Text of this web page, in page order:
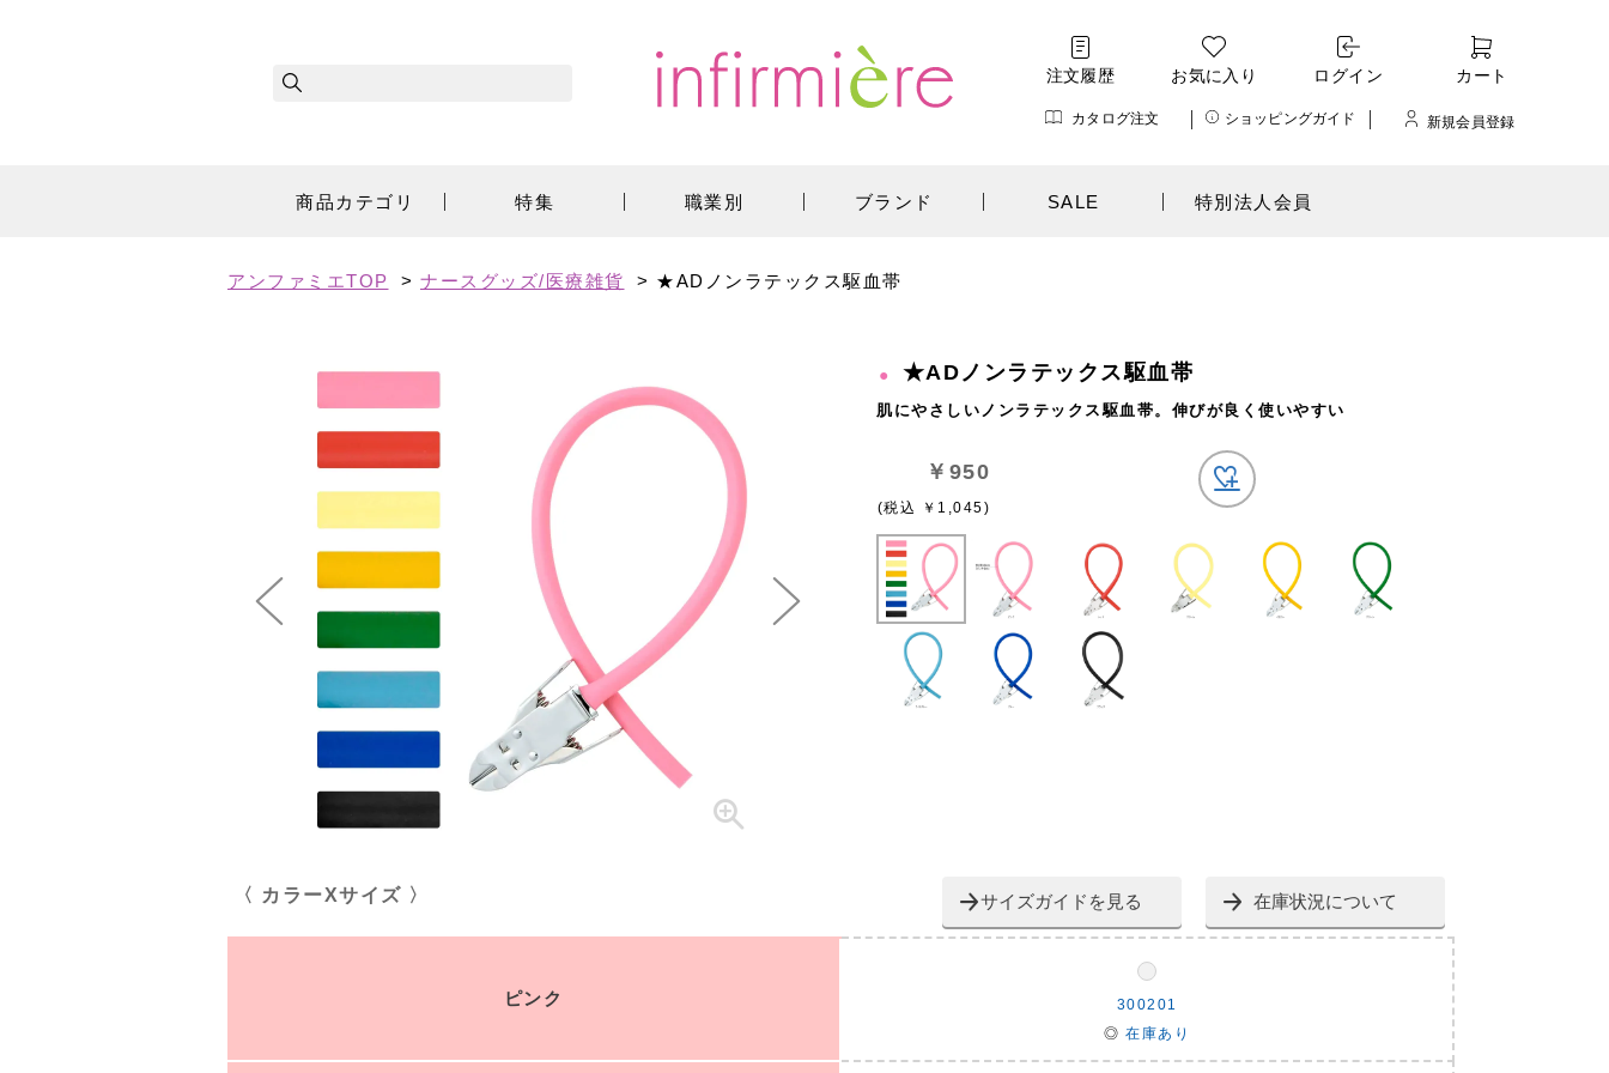
注文履歴 お気に入り ログイン カート
カタログ注文 ショッピングガイド 新規会員登録
商品カテゴリ 特集 職業別 ブランド SALE 特別法人会員
アンファミエTOP > ナースグッズ/医療雑貨 > ★ADノンラテックス駆血帯
★ADノンラテックス駆血帯
肌にやさしいノンラテックス駆血帯。伸びが良く使いやすい
￥950
(税込 ￥1,045)
〈 カラーXサイズ 〉 サイズガイドを見る 在庫状況について
ピンク
300201
◎ 在庫あり